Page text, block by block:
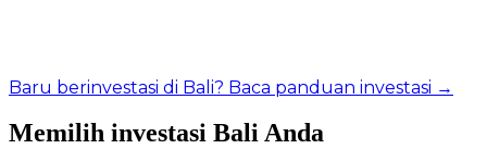
Baru berinvestasi di Bali? Baca panduan investasi →
Memilih investasi Bali Anda